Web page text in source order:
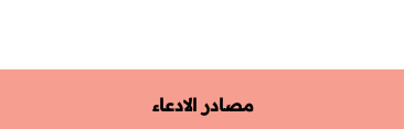
مصادر الادعاء